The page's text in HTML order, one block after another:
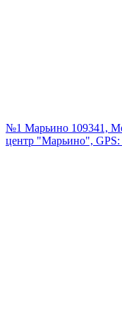
№1 Марьино 109341,
центр "Марьино", GPS: